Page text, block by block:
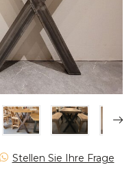
Stellen Sie Ihre Frage